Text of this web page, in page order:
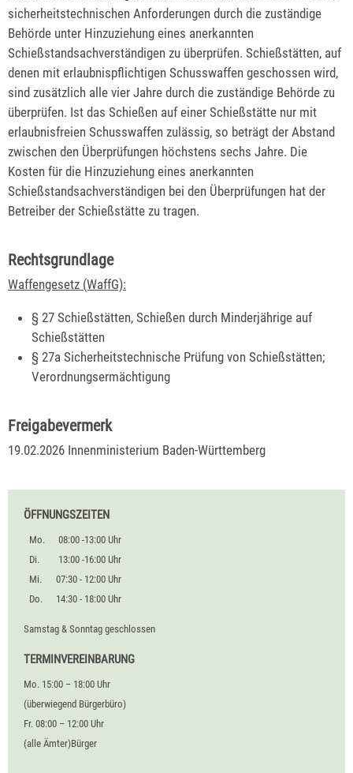
sicherheitstechnischen Anforderungen durch die zuständige
Behörde unter Hinzuziehung eines anerkannten
Schießstandsachverständigen zu überprüfen. Schießstätten, auf
denen mit erlaubnispflichtigen Schusswaffen geschossen wird,
sind zusätzlich alle vier Jahre durch die zuständige Behörde zu
überprüfen. Ist das Schießen auf einer Schießstätte nur mit
erlaubnisfreien Schusswaffen zulässig, so beträgt der Abstand
zwischen den Überprüfungen höchstens sechs Jahre. Die
Kosten für die Hinzuziehung eines anerkannten
Schießstandsachverständigen bei den Überprüfungen hat der
Betreiber der Schießstätte zu tragen.
Rechtsgrundlage
Waffengesetz (WaffG):
§ 27 Schießstätten, Schießen durch Minderjährige auf
Schießstätten
§ 27a Sicherheitstechnische Prüfung von Schießstätten;
Verordnungsermächtigung
Freigabevermerk
19.02.2026 Innenministerium Baden-Württemberg
ÖFFNUNGSZEITEN
Mo.
08:00 -13:00 Uhr
Di.
13:00 -16:00 Uhr
Mi.
07:30 - 12:00 Uhr
Do.
14:30 - 18:00 Uhr
Samstag & Sonntag geschlossen
TERMINVEREINBARUNG
Mo. 15:00 – 18:00 Uhr
(überwiegend Bürgerbüro)
Fr. 08:00 – 12:00 Uhr
(alle Ämter)Bürger